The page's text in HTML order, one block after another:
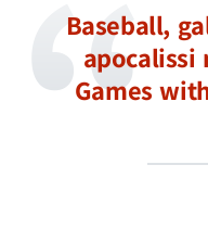
Baseball,
apocalissi
Games